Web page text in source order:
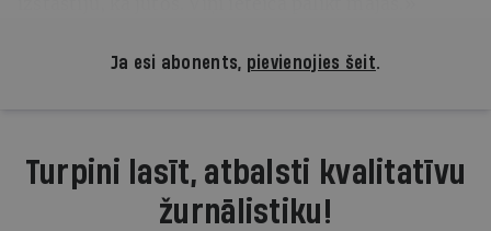
Ja esi abonents, pievienojies šeit.
Turpini lasīt, atbalsti kvalitatīvu
žurnālistiku!